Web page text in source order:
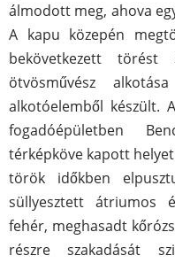
álmodott meg, ahova
A kapu közepén
bekövetkezett törést
ötvösművész
alkotóelemből készült.
fogadóépületben
térképköve kapott
török időkben
süllyesztett átriumos
fehér, meghasadt
részre szakadását